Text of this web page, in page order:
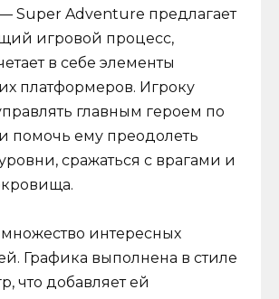
Super Adventure предлагает
игровой процесс,
в себе элементы
платформеров. Игроку
главным героем по
помочь ему преодолеть
сражаться с врагами и
множество интересных
Графика выполнена в стиле
что добавляет ей